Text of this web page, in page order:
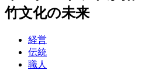
竹文化の未来
経営
伝統
職人